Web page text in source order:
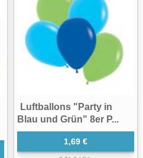
Luftballons "Party in
Blau und Grün" 8er P...
1,69 €